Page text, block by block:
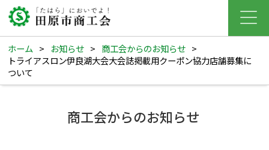
ホーム > お知らせ > 商工会からのお知らせ >
トライアスロン伊良湖大会大会誌掲載用クーポン協力店舗募集に
ついて
商工会からのお知らせ